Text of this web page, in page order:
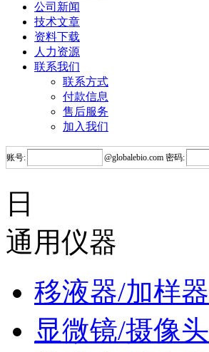
公司新闻
技术文章
资料下载
人力资源
联系我们
联系方式
付款信息
售后服务
加入我们
账号: @globalebio.com 密码:
日
通用仪器
移液器/加样器
显微镜/摄像头